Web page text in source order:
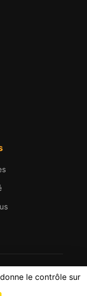
droits réservés.
Golfe de Saint-
le contrôle sur